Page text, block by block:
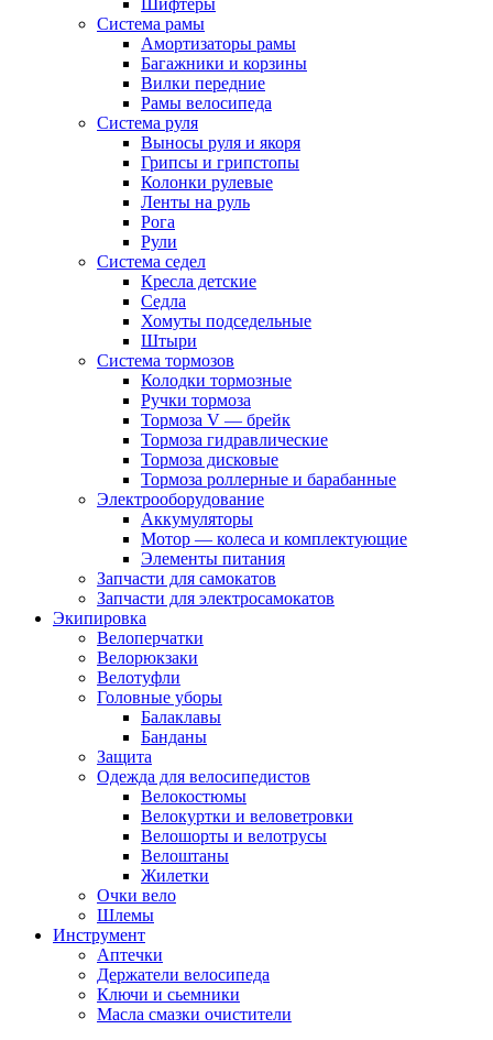
Шифтеры
Система рамы
Амортизаторы рамы
Багажники и корзины
Вилки передние
Рамы велосипеда
Система руля
Выносы руля и якоря
Грипсы и грипстопы
Колонки рулевые
Ленты на руль
Рога
Рули
Система седел
Кресла детские
Седла
Хомуты подседельные
Штыри
Система тормозов
Колодки тормозные
Ручки тормоза
Тормоза V — брейк
Тормоза гидравлические
Тормоза дисковые
Тормоза роллерные и барабанные
Электрооборудование
Аккумуляторы
Мотор — колеса и комплектующие
Элементы питания
Запчасти для самокатов
Запчасти для электросамокатов
Экипировка
Велоперчатки
Велорюкзаки
Велотуфли
Головные уборы
Балаклавы
Банданы
Защита
Одежда для велосипедистов
Велокостюмы
Велокуртки и веловетровки
Велошорты и велотрусы
Велоштаны
Жилетки
Очки вело
Шлемы
Инструмент
Аптечки
Держатели велосипеда
Ключи и сьемники
Масла смазки очистители